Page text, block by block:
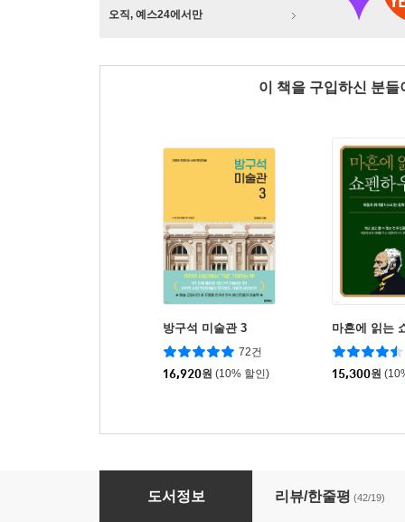
오직, 예스24에서만
이 책을 구입하신 분
방구석 미술관 3
72건
16,920원 (10% 할인)
마흔에 읽는
15,300원
1일 1클래식 1포옹
도서정보 리뷰/한줄평 (42/19)